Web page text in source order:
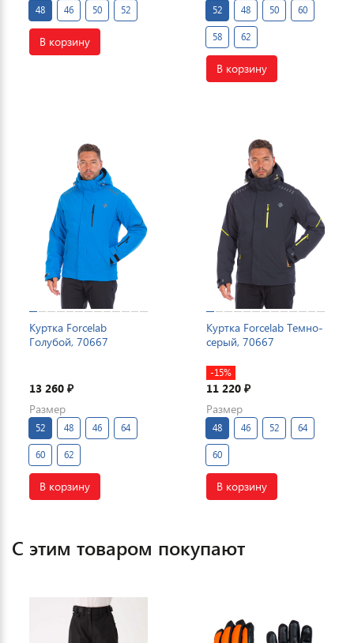
48 46 50 52
В корзину
52 48 50 60
58 62
В корзину
Куртка Forcelab
Голубой, 70667
13 260 ₽
Размер
52 48 46 64
60 62
В корзину
Куртка Forcelab Темно-
серый, 70667
-15%
11 220 ₽
Размер
48 46 52 64
60
В корзину
С этим товаром покупают